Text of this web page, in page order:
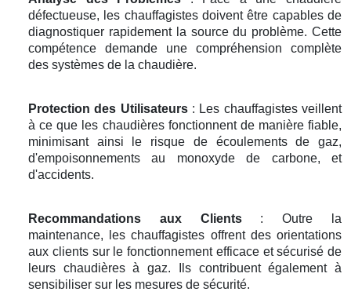
défectueuse, les chauffagistes doivent être capables de
diagnostiquer rapidement la source du problème. Cette
compétence demande une compréhension complète
des systèmes de la chaudière.
Protection des Utilisateurs: Les chauffagistes veillent
à ce que les chaudières fonctionnent de manière fiable,
minimisant ainsi le risque de écoulements de gaz,
d'empoisonnements au monoxyde de carbone, et
d'accidents.
Recommandations aux Clients: Outre la
maintenance, les chauffagistes offrent des orientations
aux clients sur le fonctionnement efficace et sécurisé de
leurs chaudières à gaz. Ils contribuent également à
sensibiliser sur les mesures de sécurité.